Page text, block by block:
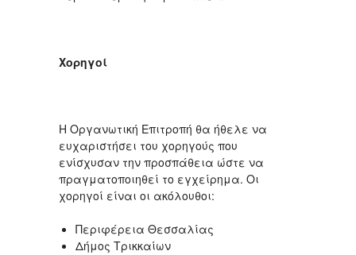
Χορηγοί
Η Οργανωτική Επιτροπή θα ήθελε να
ευχαριστήσει του χορηγούς που
ενίσχυσαν την προσπάθεια ώστε να
πραγματοποιηθεί το εγχείρημα. Οι
χορηγοί είναι οι ακόλουθοι:
Περιφέρεια Θεσσαλίας
Δήμος Τρικκαίων